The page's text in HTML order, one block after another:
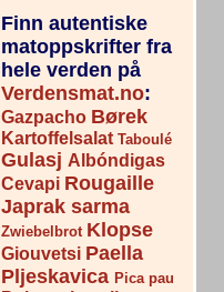
Finn autentiske
matoppskrifter fra
hele verden på
Verdensmat.no:
Gazpacho Børek
Kartoffelsalat Taboulé
Gulasj Albóndigas
Cevapi Rougaille
Japrak sarma
Zwiebelbrot Klopse
Giouvetsi Paella
Pljeskavica Pica pau